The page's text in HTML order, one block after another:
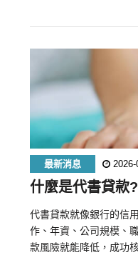
最新消息
什麼是代書貸款?
代書貸款就像銀行的信
作、年資、公司規模、
款風險就能降低，成功